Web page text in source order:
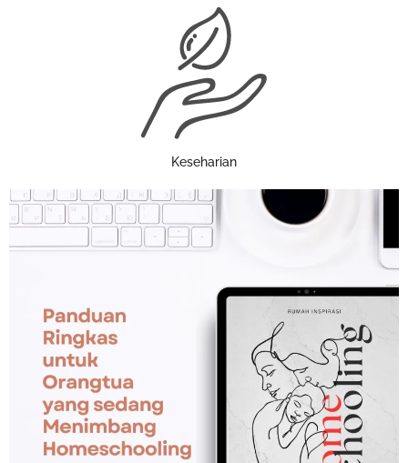
Keseharian